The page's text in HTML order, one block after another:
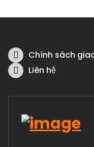
Chính sách
Liên hệ